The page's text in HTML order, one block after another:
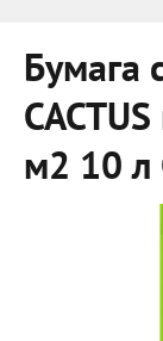
Бумага
м2 10 л